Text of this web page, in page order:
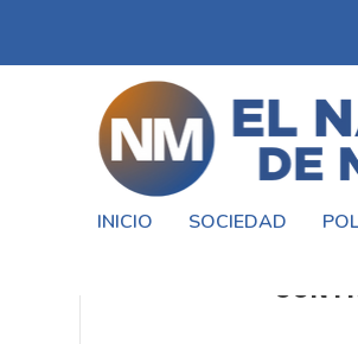
INICIO SOCIEDAD